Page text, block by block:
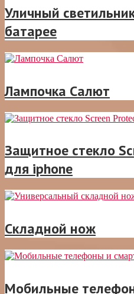
Уличный
батарее
Лампочка Салют
Защитное стекло
для iphone
Складной нож
Мобильные